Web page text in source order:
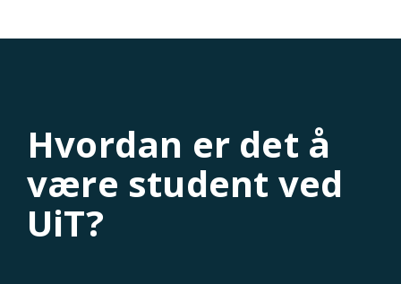
Hvordan er det å
være student ved
UiT?